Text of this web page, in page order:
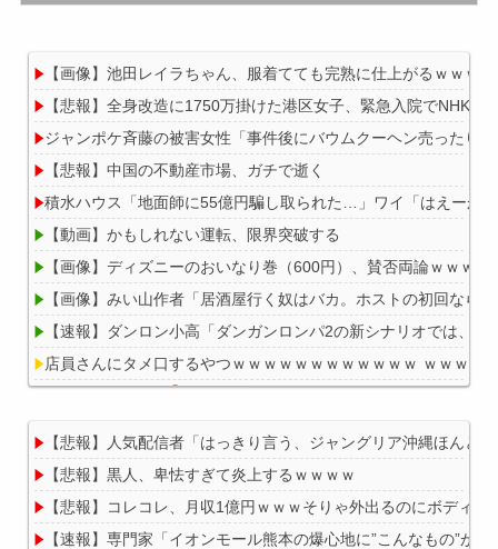
【画像】池田レイラちゃん、服着てても完熟に仕上がるｗｗｗ
【悲報】全身改造に1750万掛けた港区女子、緊急入院でNHK報
ジャンポケ斉藤の被害女性「事件後にバウムクーヘン売ったり
【悲報】中国の不動産市場、ガチで逝く
積水ハウス「地面師に55億円騙し取られた…」ワイ「はえーか
【動画】かもしれない運転、限界突破する
【画像】ディズニーのおいなり巻（600円）、賛否両論ｗｗｗｗ
【画像】みい山作者「居酒屋行く奴はバカ。ホストの初回なら
【速報】ダンロン小高「ダンガンロンパ2の新シナリオでは、
店員さんにタメ口するやつｗｗｗｗｗｗｗｗｗｗｗｗ ｗｗｗｗ
Powered by livedoor 相互RSS
【悲報】人気配信者「はっきり言う、ジャングリア沖縄ほん
【悲報】黒人、卑怯すぎて炎上するｗｗｗｗ
【悲報】コレコレ、月収1億円ｗｗｗそりゃ外出るのにボディ
【速報】専門家「イオンモール熊本の爆心地に”こんなもの”が